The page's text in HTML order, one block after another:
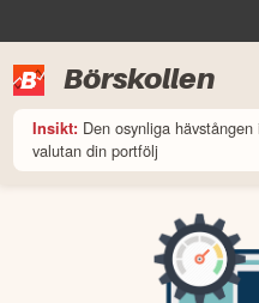
Börskollen
Insikt: Den osynliga
valutan din portfölj